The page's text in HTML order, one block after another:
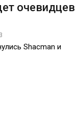
очевидцев
Shacman и